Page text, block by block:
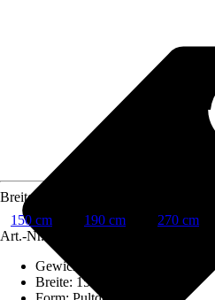
Breite
150 cm
190 cm
270 cm
Art.-Nr.
Gewicht
Breite: 150 cm